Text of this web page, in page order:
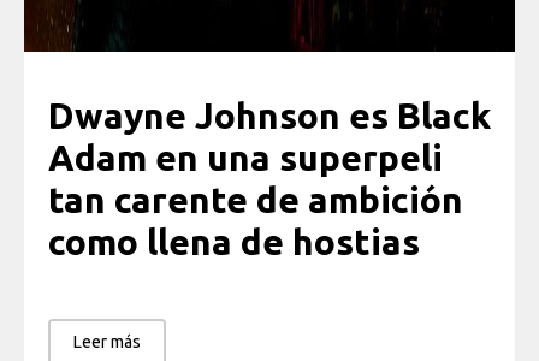
Dwayne Johnson es Black
Adam en una superpeli
tan carente de ambición
como llena de hostias
Leer más